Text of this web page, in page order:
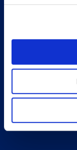
Trabaja con